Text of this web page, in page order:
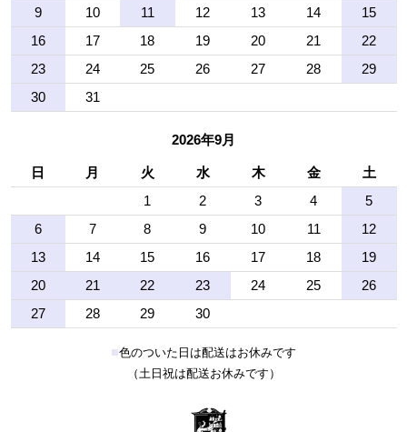
9
10 11 12 13 14
15
16
17 18 19 20 21
22
23
24 25 26 27 28
29
30
31
2026年9月
日 月 火 水 木 金
土
1
2 3 4
5
6
7 8 9 10 11
12
13
14 15 16 17 18
19
20
21 22 23 24 25
26
27
28 29 30
■色のついた日は配送はお休みです
（土日祝は配送お休みです）